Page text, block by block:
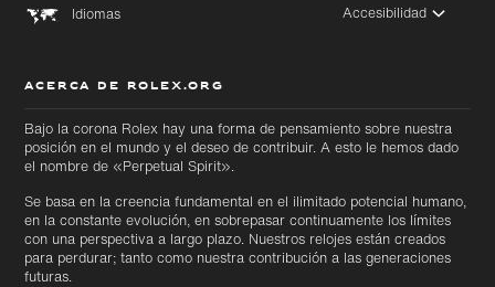
Ir
directamente
Ir
directamente
Idiomas Accesibilidad
ACERCA DE ROLEX.ORG
Bajo la corona Rolex hay una forma de pensamiento sobre nuestra
posición en el mundo y el deseo de contribuir. A esto le hemos dado
el nombre de «Perpetual Spirit».
Se basa en la creencia fundamental en el ilimitado potencial humano,
en la constante evolución, en sobrepasar continuamente los límites
con una perspectiva a largo plazo. Nuestros relojes están creados
para perdurar; tanto como nuestra contribución a las generaciones
futuras.